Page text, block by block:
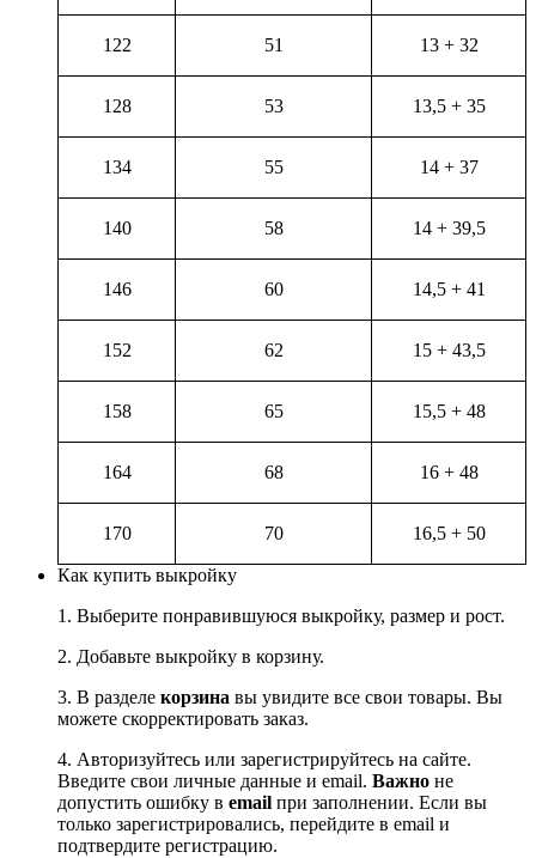
122 51 13 + 32
128 53 13,5 + 35
134 55 14 + 37
140 58 14 + 39,5
146 60 14,5 + 41
152 62 15 + 43,5
158 65 15,5 + 48
164 68 16 + 48
170 70 16,5 + 50
Как купить выкройку
1. Выберите понравившуюся выкройку, размер и рост.
2. Добавьте выкройку в корзину.
3. В разделе корзина вы увидите все свои товары. Вы
можете скорректировать заказ.
4. Авторизуйтесь или зарегистрируйтесь на сайте.
Введите свои личные данные и email. Важно не
допустить ошибку в email при заполнении. Если вы
только зарегистрировались, перейдите в email и
подтвердите регистрацию.